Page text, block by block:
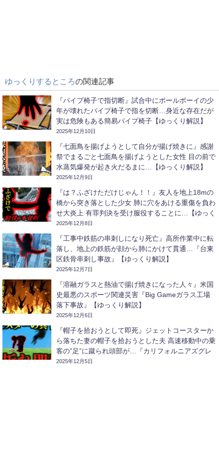
ゆっくりするところの関連記事
『パイプ椅子で指切断』試合中にボールボーイの少
年が壊れたパイプ椅子で指を切断…身近な存在だが
実は危険もある簡易パイプ椅子【ゆっくり解説】
2025年12月10日
『七面鳥を揚げようとして自分が揚げ焼きに』感謝
祭でまるごと七面鳥を揚げようとした女性 目の前で
水蒸気爆発が起き火だるまに…【ゆっくり解説】
2025年12月9日
『は？ふざけただけじゃん！！』友人を地上18mの
橋から突き落とした少女 肺に穴をあける重傷を負わ
せ大炎上 有罪判決を受け服役することに…【ゆっく
り解説】
2025年12月8日
『工事中鉄筋の串刺しになり死亡』高所作業中に転
落し、地上の鉄筋が顔から肺にかけて貫通…『台東
区鉄骨串刺し事故』【ゆっくり解説】
2025年12月7日
『溶融ガラスと熱油で揚げ焼きになった人々』米国
史最悪のスポーツ関連災害『Big Gameガラス工場
落下事故』【ゆっくり解説】
2025年12月6日
『帽子を拾おうとして即死』ジェットコースターか
ら落ちた妻の帽子を拾おうとした夫 高速移動中の乗
客の”足”に蹴られ頭部が…『カリフォルニアズグレ
ートアメリカコースター激突事故』【ゆっくり解
2025年12月5日